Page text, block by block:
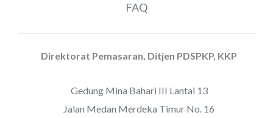
FAQ
Direktorat Pemasaran, Ditjen PDSPKP, KKP
Gedung Mina Bahari III Lantai 13
Jalan Medan Merdeka Timur No. 16